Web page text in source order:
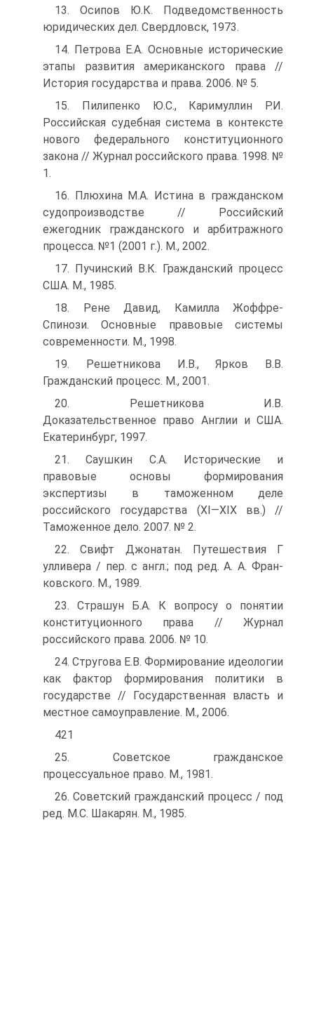
13. Осипов Ю.К. Подведомственность
юридических дел. Свердловск, 1973.
14. Петрова Е.А. Основные исторические
этапы развития американского права //
История государства и права. 2006. № 5.
15. Пилипенко Ю.С., Каримуллин Р.И.
Российская судебная система в контексте
нового федерального конституционного
закона // Журнал российского права. 1998. №
1.
16. Плюхина М.А. Истина в гражданском
судопроизводстве // Российский
ежегодник гражданского и арбитражного
процесса. №1 (2001 г.). М., 2002.
17. Пучинский В.К. Гражданский процесс
США. М., 1985.
18. Рене Давид, Камилла Жоффре-
Спинози. Основные правовые системы
современности. М., 1998.
19. Решетникова И.В., Ярков В.В.
Гражданский процесс. М., 2001.
20. Решетникова И.В.
Доказательственное право Англии и США.
Екатеринбург, 1997.
21. Саушкин С.А. Исторические и
правовые основы формирования
экспертизы в таможенном деле
российского государства (XI—XIX вв.) //
Таможенное дело. 2007. № 2.
22. Свифт Джонатан. Путешествия Г
улливера / пер. с англ.; под ред. А. А. Фран-
ковского. М., 1989.
23. Страшун Б.А. К вопросу о понятии
конституционного права // Журнал
российского права. 2006. № 10.
24. Стругова Е.В. Формирование идеологии
как фактор формирования политики в
государстве // Государственная власть и
местное самоуправление. М., 2006.
421
25. Советское гражданское
процессуальное право. М., 1981.
26. Советский гражданский процесс / под
ред. М.С. Шакарян. М., 1985.